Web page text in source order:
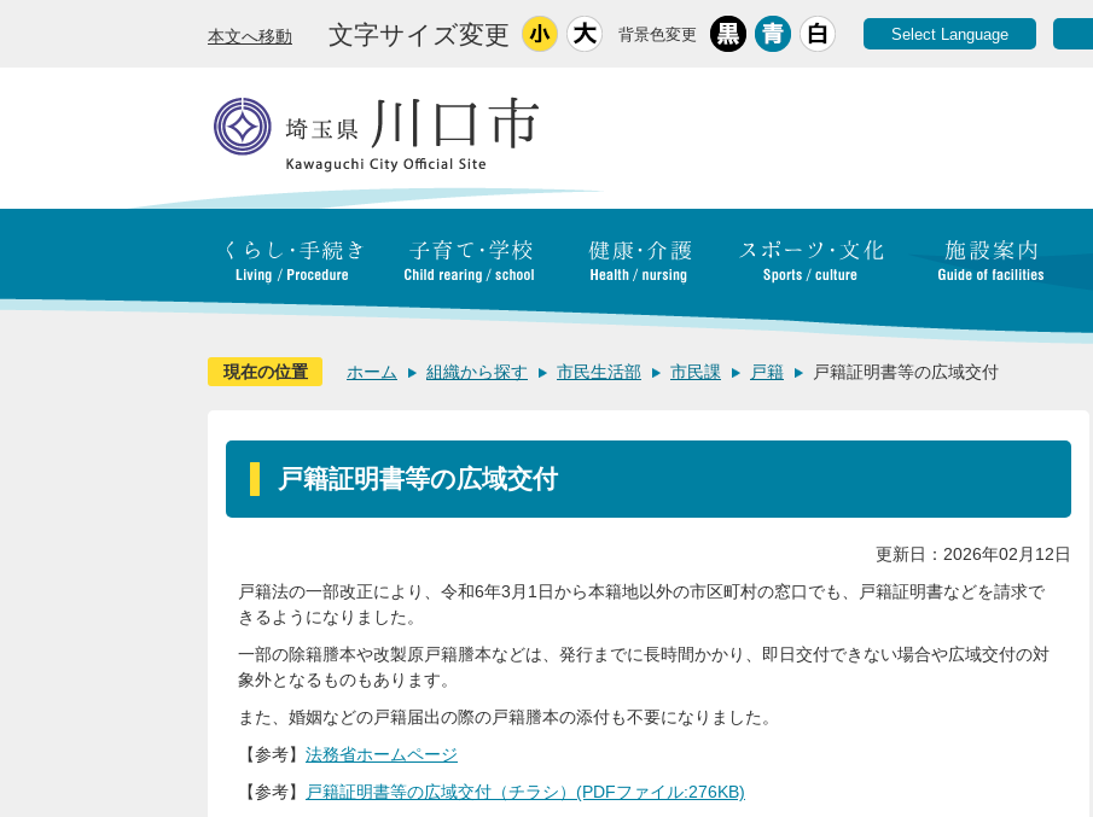
本文へ移動 文字サイズ変更 背景色変更 Select Language
現在の位置 ホーム 組織から探す 市民生活部 市民課 戸籍 戸籍証明書等の広域交付
戸籍証明書等の広域交付
更新日：2026年02月12日
戸籍法の一部改正により、令和6年3月1日から本籍地以外の市区町村の窓口でも、戸籍証明書などを請求で
きるようになりました。
一部の除籍謄本や改製原戸籍謄本などは、発行までに長時間かかり、即日交付できない場合や広域交付の対
象外となるものもあります。
また、婚姻などの戸籍届出の際の戸籍謄本の添付も不要になりました。
【参考】 法務省ホームページ
【参考】
戸籍証明書等の広域交付（チラシ）(PDFファイル:276KB)